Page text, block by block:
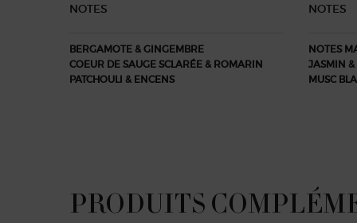
NOTES
BERGAMOTE & GINGEMBRE
COEUR DE SAUGE SCLARÉE & ROMARIN
PATCHOULI & ENCENS
NOTES
NOTES
JASMIN &
MUSC
Complete the SetPRODUITS